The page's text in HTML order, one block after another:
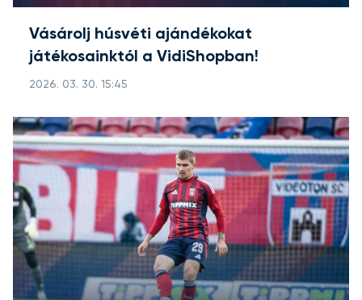
Vásárolj húsvéti ajándékokat
játékosainktól a VidiShopban!
2026. 03. 30. 15:45